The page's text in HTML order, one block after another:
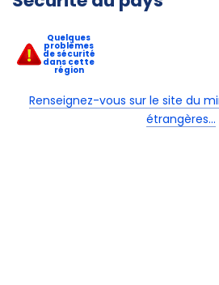
Quelques
problèmes
de sécurité
dans cette
région
Renseignez-vous sur le site du
étrangères...